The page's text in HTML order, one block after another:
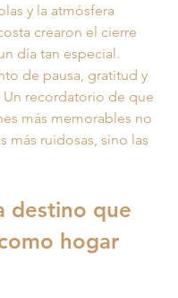
y la atmósfera
crearon el cierre
día tan especial.
de pausa, gratitud y
Un recordatorio de que
más memorables no
más ruidosas, sino las
destino que
hogar